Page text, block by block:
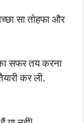
सा तोहफा और
सफर तय करना
कर ली.